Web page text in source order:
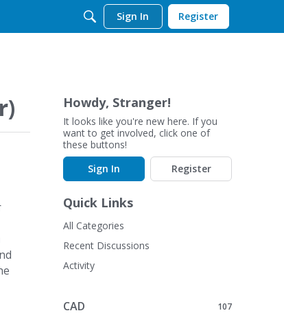
Sign In Register
Howdy, Stranger!
It looks like you're new here. If you
want to get involved, click one of
these buttons!
Sign In
Register
Quick Links
All Categories
Recent Discussions
Activity
107
CAD